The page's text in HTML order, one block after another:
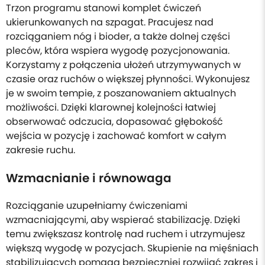
Trzon programu stanowi komplet ćwiczeń
ukierunkowanych na szpagat. Pracujesz nad
rozciąganiem nóg i bioder, a także dolnej części
pleców, która wspiera wygodę pozycjonowania.
Korzystamy z połączenia ułożeń utrzymywanych w
czasie oraz ruchów o większej płynności. Wykonujesz
je w swoim tempie, z poszanowaniem aktualnych
możliwości. Dzięki klarownej kolejności łatwiej
obserwować odczucia, dopasować głębokość
wejścia w pozycję i zachować komfort w całym
zakresie ruchu.
Wzmacnianie i równowaga
Rozciąganie uzupełniamy ćwiczeniami
wzmacniającymi, aby wspierać stabilizację. Dzięki
temu zwiększasz kontrolę nad ruchem i utrzymujesz
większą wygodę w pozycjach. Skupienie na mięśniach
stabilizujących pomaga bezpieczniej rozwijać zakres i